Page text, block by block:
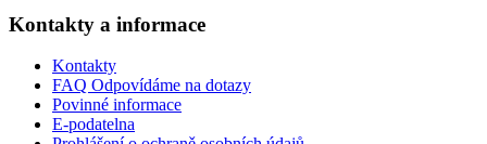
Kontakty a informace
Kontakty
FAQ Odpovídáme na dotazy
Povinné informace
E-podatelna